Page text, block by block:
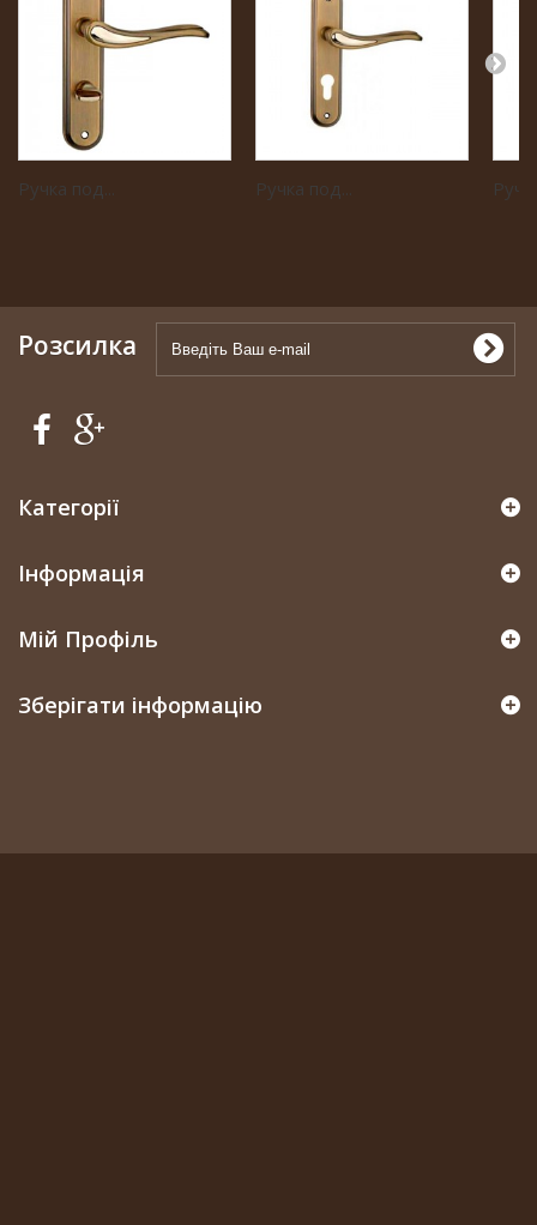
Ручка под... Ручка под...
Розсилка
Категорії
Інформація
Мій Профіль
Зберігати інформацію